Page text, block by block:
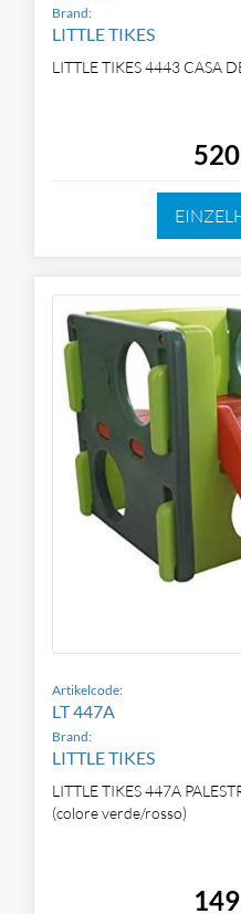
Brand:
LITTLE TIKES
LITTLE TIKES 4443 CASA
Artikelcode:
LT 447A
Brand:
LITTLE TIKES
LITTLE TIKES 447A
(colore verde/rosso)